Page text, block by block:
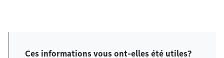
Ces informations vous ont-elles été utiles?